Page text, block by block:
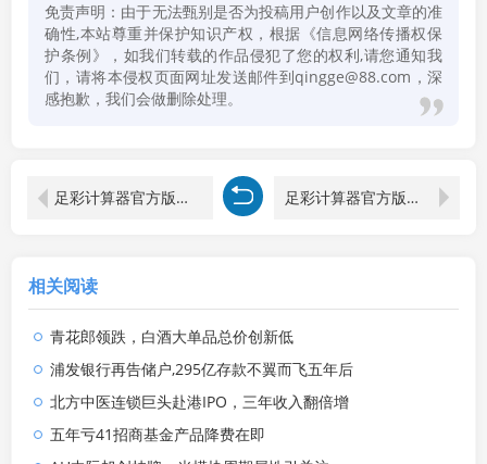
免责声明：由于无法甄别是否为投稿用户创作以及文章的准
确性,本站尊重并保护知识产权，根据《信息网络传播权保
护条例》，如我们转载的作品侵犯了您的权利,请您通知我
们，请将本侵权页面网址发送邮件到qingge@88.com，深
感抱歉，我们会做删除处理。
足彩计算器官方版本下载手机软件安装不了怎么办 足彩计算器官方版本下载苹果手机软件安装教程
相关阅读
青花郎领跌，白酒大单品总价创新低
浦发银行再告储户,295亿存款不翼而飞五年后
北方中医连锁巨头赴港IPO，三年收入翻倍增
五年亏41招商基金产品降费在即